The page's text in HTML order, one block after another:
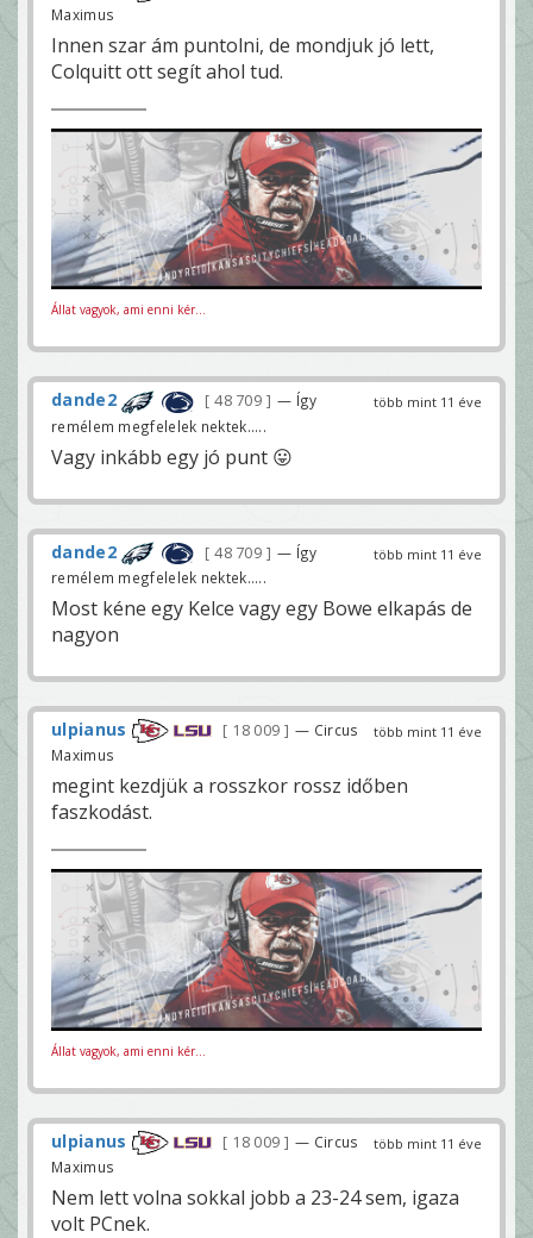
Maximus
Innen szar ám puntolni, de mondjuk jó lett,
Colquitt ott segít ahol tud.
Állat vagyok, ami enni kér...
több mint 11 éve
dande2 48 709
— Így
remélem megfelelek nektek.....
Vagy inkább egy jó punt 😛
több mint 11 éve
dande2 48 709
— Így
remélem megfelelek nektek.....
Most kéne egy Kelce vagy egy Bowe elkapás de
nagyon
több mint 11 éve
ulpianus 18 009
— Circus
Maximus
megint kezdjük a rosszkor rossz időben
faszkodást.
Állat vagyok, ami enni kér...
több mint 11 éve
ulpianus 18 009
— Circus
Maximus
Nem lett volna sokkal jobb a 23-24 sem, igaza
volt PCnek.